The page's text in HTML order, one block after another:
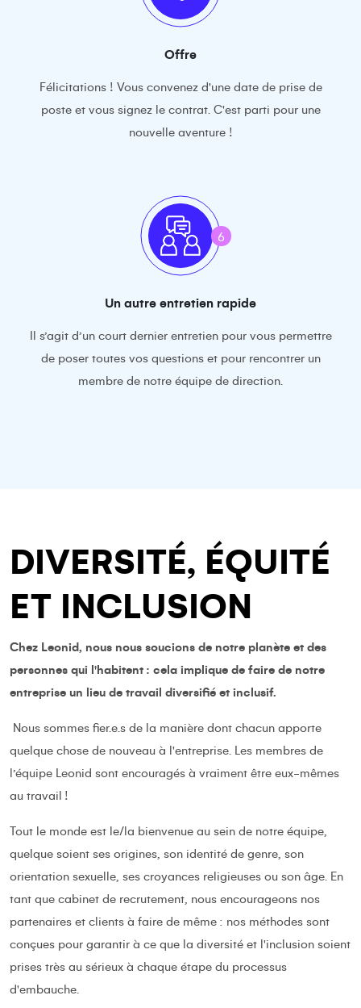
Offre
Félicitations ! Vous convenez d'une date de prise de
poste et vous signez le contrat. C'est parti pour une
nouvelle aventure !
6
Un autre entretien rapide
Il s’agit d’un court dernier entretien pour vous permettre
de poser toutes vos questions et pour rencontrer un
membre de notre équipe de direction.
DIVERSITÉ, ÉQUITÉ
ET INCLUSION
Chez Leonid, nous nous soucions de notre planète et des
personnes qui l'habitent : cela implique de faire de notre
entreprise un lieu de travail diversifié et inclusif.
Nous sommes fier.e.s de la manière dont chacun apporte
quelque chose de nouveau à l'entreprise. Les membres de
l’équipe Leonid sont encouragés à vraiment être eux-mêmes
au travail !
Tout le monde est le/la bienvenue au sein de notre équipe,
quelque soient ses origines, son identité de genre, son
orientation sexuelle, ses croyances religieuses ou son âge. En
tant que cabinet de recrutement, nous encourageons nos
partenaires et clients à faire de même : nos méthodes sont
conçues pour garantir à ce que la diversité et l'inclusion soient
prises très au sérieux à chaque étape du processus
d'embauche.